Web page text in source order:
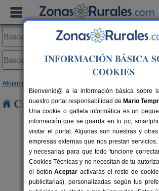
Alojamientos
Casas Rurales cerca de La
Casa El Granero
Aguimes (Gran Canaria)
INFORMACIÓN BÁSICA
COOKIES
Bienvenid@ a la información básica sobre
nuestro portal responsabilidad de Mario
Una cookie o galleta informática es un
información que se guarda en tu pc,
visitar el portal. Algunas son nuestras y
empresas externas que nos prestan
y necesarias para que todo funcione
Cookies Técnicas y no necesitan de tu
el botónAceptar activarás el resto de
publicitarias), personalizadas según tus